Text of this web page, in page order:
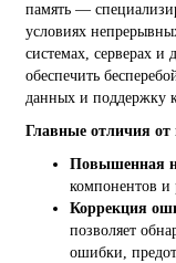
память —
условиях
системах, серверах и
обеспечить
данных и поддержку
Главные отличия от
Повышенная
компонентов и
Коррекция
позволяет
ошибки,